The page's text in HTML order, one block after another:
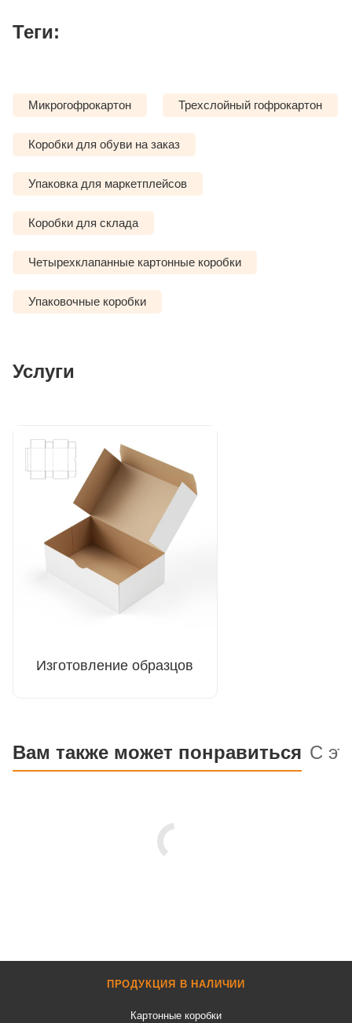
Теги:
Микрогофрокартон Трехслойный гофрокартон
Коробки для обуви на заказ
Упаковка для маркетплейсов
Коробки для склада
Четырехклапанные картонные коробки
Упаковочные коробки
Услуги
Изготовление образцов
Вам также может понравиться С
ПРОДУКЦИЯ В НАЛИЧИИ
Картонные коробки